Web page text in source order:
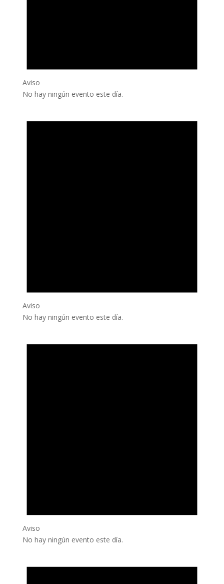
Aviso
No hay ningún evento este día.
Aviso
No hay ningún evento este día.
Aviso
No hay ningún evento este día.